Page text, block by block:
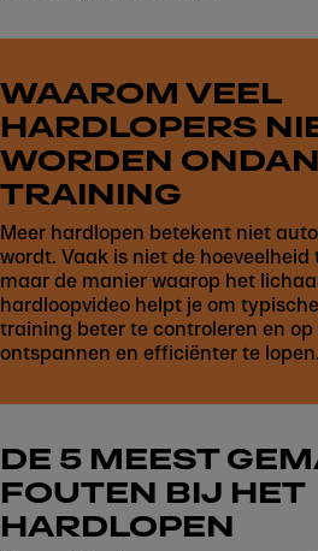
Play
WAAROM VEEL
HARDLOPERS
WORDEN
TRAINING
Meer hardlopen betekent niet
wordt. Vaak is niet de
maar de manier waarop het
hardloopvideo helpt je om
training beter te controleren en
ontspannen en efficiënter te lopen.
DE 5 MEEST
FOUTEN BIJ HET
HARDLOPEN